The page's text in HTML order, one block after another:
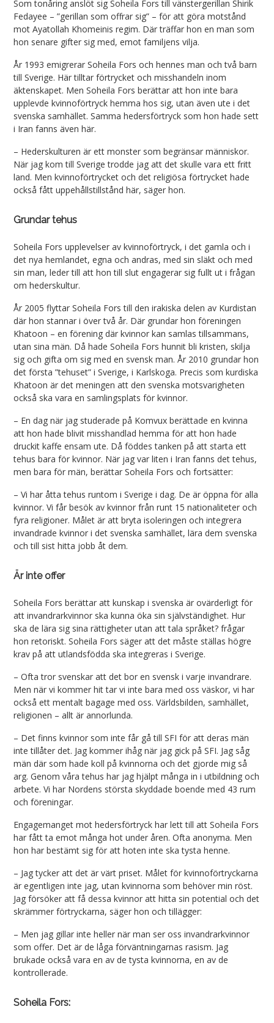
Som tonåring anslöt sig Soheila Fors till vänstergerillan Shirik
Fedayee – ”gerillan som offrar sig” – för att göra motstånd
mot Ayatollah Khomeinis regim. Där träffar hon en man som
hon senare gifter sig med, emot familjens vilja.
År 1993 emigrerar Soheila Fors och hennes man och två barn
till Sverige. Här tilltar förtrycket och misshandeln inom
äktenskapet. Men Soheila Fors berättar att hon inte bara
upplevde kvinnoförtryck hemma hos sig, utan även ute i det
svenska samhället. Samma hedersförtryck som hon hade sett
i Iran fanns även här.
– Hederskulturen är ett monster som begränsar människor.
När jag kom till Sverige trodde jag att det skulle vara ett fritt
land. Men kvinnoförtrycket och det religiösa förtrycket hade
också fått uppehållstillstånd här, säger hon.
Grundar tehus
Soheila Fors upplevelser av kvinnoförtryck, i det gamla och i
det nya hemlandet, egna och andras, med sin släkt och med
sin man, leder till att hon till slut engagerar sig fullt ut i frågan
om hederskultur.
År 2005 flyttar Soheila Fors till den irakiska delen av Kurdistan
där hon stannar i över två år. Där grundar hon föreningen
Khatoon – en förening där kvinnor kan samlas tillsammans,
utan sina män. Då hade Soheila Fors hunnit bli kristen, skilja
sig och gifta om sig med en svensk man. År 2010 grundar hon
det första ”tehuset” i Sverige, i Karlskoga. Precis som kurdiska
Khatoon är det meningen att den svenska motsvarigheten
också ska vara en samlingsplats för kvinnor.
– En dag när jag studerade på Komvux berättade en kvinna
att hon hade blivit misshandlad hemma för att hon hade
druckit kaffe ensam ute. Då föddes tanken på att starta ett
tehus bara för kvinnor. När jag var liten i Iran fanns det tehus,
men bara för män, berättar Soheila Fors och fortsätter:
– Vi har åtta tehus runtom i Sverige i dag. De är öppna för alla
kvinnor. Vi får besök av kvinnor från runt 15 nationaliteter och
fyra religioner. Målet är att bryta isoleringen och integrera
invandrade kvinnor i det svenska samhället, lära dem svenska
och till sist hitta jobb åt dem.
Är inte offer
Soheila Fors berättar att kunskap i svenska är ovärderligt för
att invandrarkvinnor ska kunna öka sin självständighet. Hur
ska de lära sig sina rättigheter utan att tala språket? frågar
hon retoriskt. Soheila Fors säger att det måste ställas högre
krav på att utlandsfödda ska integreras i Sverige.
– Ofta tror svenskar att det bor en svensk i varje invandrare.
Men när vi kommer hit tar vi inte bara med oss väskor, vi har
också ett mentalt bagage med oss. Världsbilden, samhället,
religionen – allt är annorlunda.
– Det finns kvinnor som inte får gå till SFI för att deras män
inte tillåter det. Jag kommer ihåg när jag gick på SFI. Jag såg
män där som hade koll på kvinnorna och det gjorde mig så
arg. Genom våra tehus har jag hjälpt många in i utbildning och
arbete. Vi har Nordens största skyddade boende med 43 rum
och föreningar.
Engagemanget mot hedersförtryck har lett till att Soheila Fors
har fått ta emot många hot under åren. Ofta anonyma. Men
hon har bestämt sig för att hoten inte ska tysta henne.
– Jag tycker att det är värt priset. Målet för kvinnoförtryckarna
är egentligen inte jag, utan kvinnorna som behöver min röst.
Jag försöker att få dessa kvinnor att hitta sin potential och det
skrämmer förtryckarna, säger hon och tillägger:
– Men jag gillar inte heller när man ser oss invandrarkvinnor
som offer. Det är de låga förväntningarnas rasism. Jag
brukade också vara en av de tysta kvinnorna, en av de
kontrollerade.
Soheila Fors: